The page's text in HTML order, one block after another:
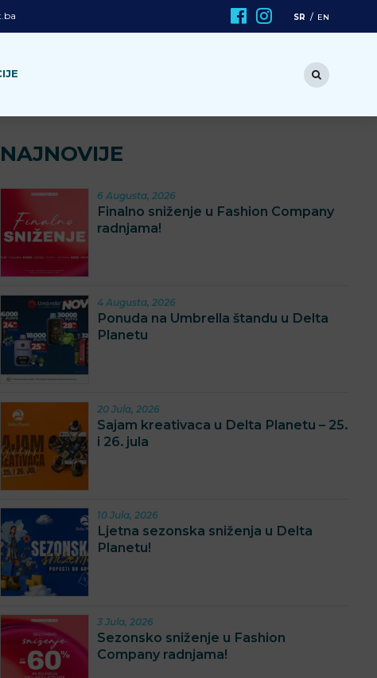
SR EN
NAJNOVIJE
6 Augusta, 2026
Finalno sniženje u Fashion Company
radnjama!
4 Augusta, 2026
Ponuda na Umbrella štandu u Delta
Planetu
20 Jula, 2026
Sajam kreativaca u Delta Planetu – 25.
i 26. jula
10 Jula, 2026
Ljetna sezonska sniženja u Delta
Planetu!
3 Jula, 2026
Sezonsko sniženje u Fashion
Company radnjama!